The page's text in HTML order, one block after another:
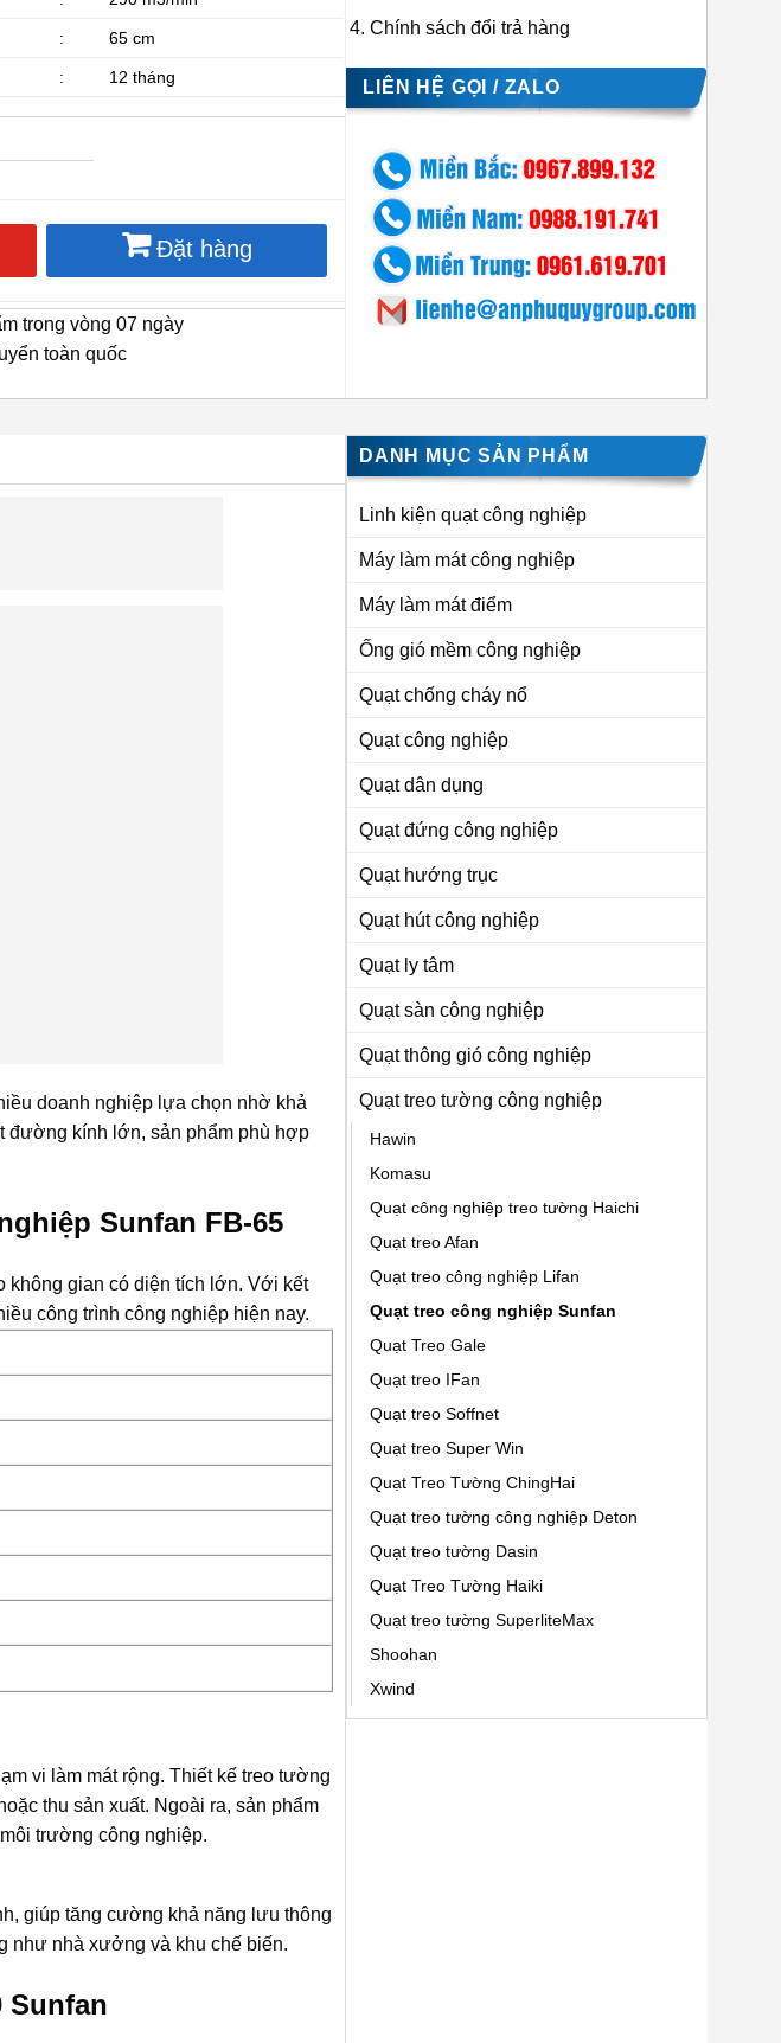
: 65 cm
: 12 tháng
Đặt hàng
trong vòng 07 ngày
toàn quốc
Chính sách đổi trả hàng
LIÊN HỆ GỌI / ZALO
doanh nghiệp lựa chọn nhờ khả
đường kính lớn, sản phẩm phù hợp
Sunfan FB-65
không gian có diện tích lớn. Với kết
công trình công nghiệp hiện nay.
vi làm mát rộng. Thiết kế treo tường
thu sản xuất. Ngoài ra, sản phẩm
trường công nghiệp.
giúp tăng cường khả năng lưu thông
như nhà xưởng và khu chế biến.
DANH MỤC SẢN PHẨM
Linh kiện quạt công nghiệp
Máy làm mát công nghiệp
Máy làm mát điểm
Ống gió mềm công nghiệp
Quạt chống cháy nổ
Quạt công nghiệp
Quạt dân dụng
Quạt đứng công nghiệp
Quạt hướng trục
Quạt hút công nghiệp
Quạt ly tâm
Quạt sàn công nghiệp
Quạt thông gió công nghiệp
Quạt treo tường công nghiệp
Hawin
Komasu
Quạt công nghiệp treo tường Haichi
Quạt treo Afan
Quạt treo công nghiệp Lifan
Quạt treo công nghiệp Sunfan
Quạt Treo Gale
Quạt treo IFan
Quạt treo Soffnet
Quạt treo Super Win
Quạt Treo Tường ChingHai
Quạt treo tường công nghiệp Deton
Quạt treo tường Dasin
Quạt Treo Tường Haiki
Quạt treo tường SuperliteMax
Shoohan
Xwind